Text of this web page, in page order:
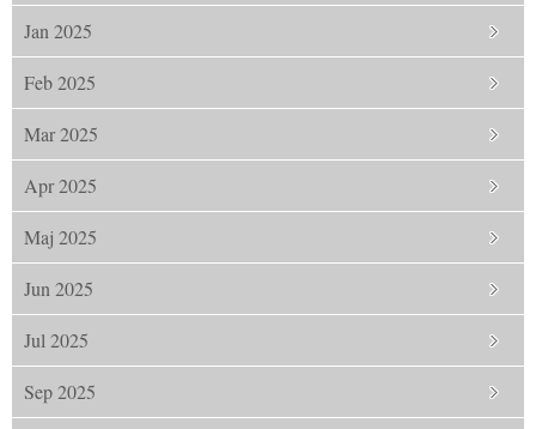
Jan 2025
Feb 2025
Mar 2025
Apr 2025
Maj 2025
Jun 2025
Jul 2025
Sep 2025